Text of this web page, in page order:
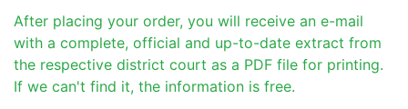
After placing your order, you will receive an e-mail
with a complete, official and up-to-date extract from
the respective district court as a PDF file for printing.
If we can't find it, the information is free.